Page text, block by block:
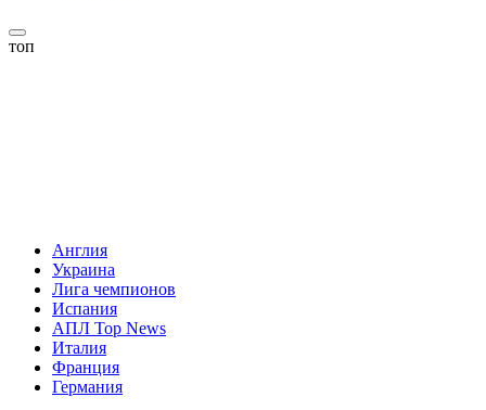
топ
Англия
Украина
Лига чемпионов
Испания
АПЛ Top News
Италия
Франция
Германия